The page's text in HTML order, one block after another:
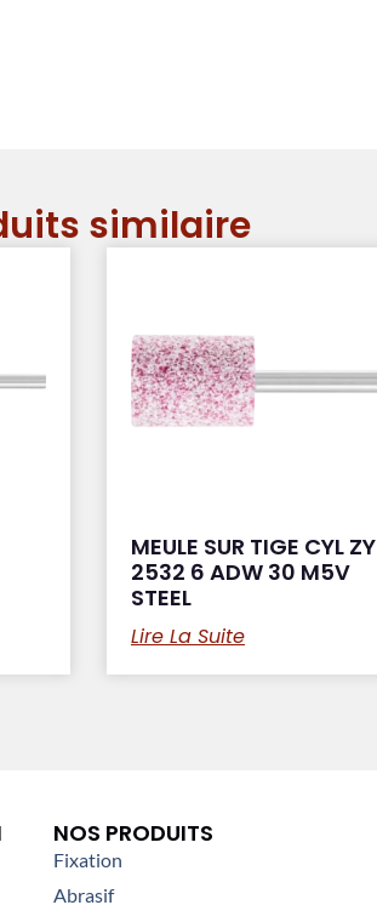
similaire
MEULE SUR TIGE CYL ZY
2532 6 ADW 30 M5V
STEEL
Lire La Suite
NOS PRODUITS
Fixation
Abrasif